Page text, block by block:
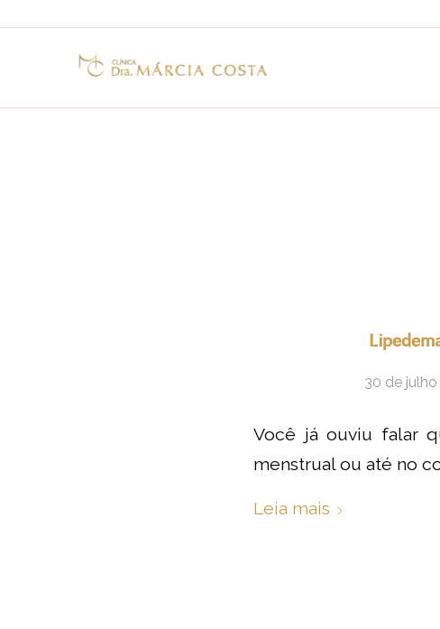
30 de
Você já ouviu falar
menstrual ou até no
Leia mais